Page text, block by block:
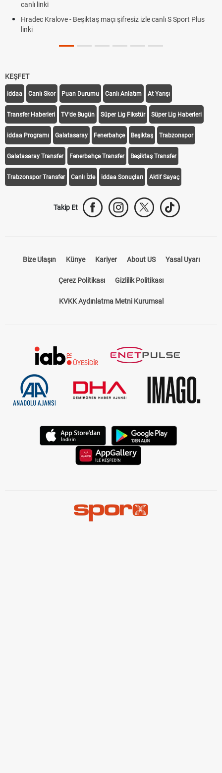
canlı linki
Hradec Kralove - Beşiktaş maçı şifresiz izle canlı S Sport Plus
linki
KEŞFET
iddaa Canlı Skor Puan Durumu Canlı Anlatım At Yarışı
Transfer Haberleri TV'de Bugün Süper Lig Fikstür Süper Lig Haberleri
iddaa Programı Galatasaray Fenerbahçe Beşiktaş Trabzonspor
Galatasaray Transfer Fenerbahçe Transfer Beşiktaş Transfer
Trabzonspor Transfer Canlı İzle iddaa Sonuçları Aktif Sayaç
Takip Et
Bize Ulaşın Künye Kariyer About US Yasal Uyarı
Çerez Politikası Gizlilik Politikası
KVKK Aydınlatma Metni Kurumsal